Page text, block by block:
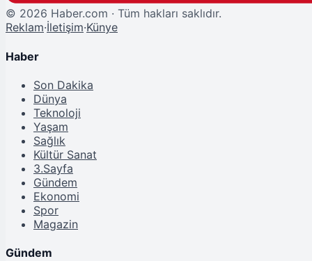
© 2026 Haber.com · Tüm hakları saklıdır.
Reklam·İletişim·Künye
Haber
Son Dakika
Dünya
Teknoloji
Yaşam
Sağlık
Kültür Sanat
3.Sayfa
Gündem
Ekonomi
Spor
Magazin
Gündem